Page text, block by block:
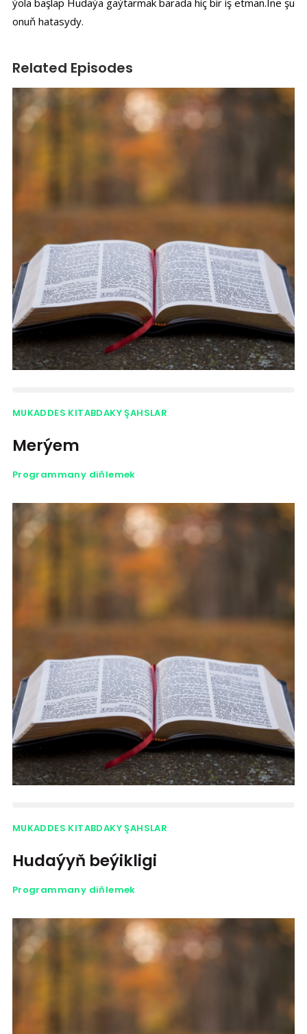
ýola başlap Hudaýa gaýtarmak barada hiç bir iş etman.Ine şu
onuň hatasydy.
Related Episodes
MUKADDES KITABDAKY ŞAHSLAR
Merýem
Programmany diňlemek
MUKADDES KITABDAKY ŞAHSLAR
Hudaýyň beýikligi
Programmany diňlemek